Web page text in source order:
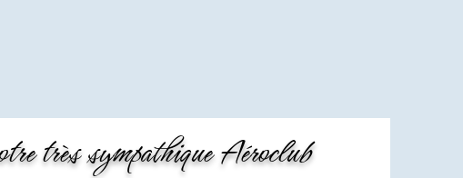
très sympathique Aéroclub